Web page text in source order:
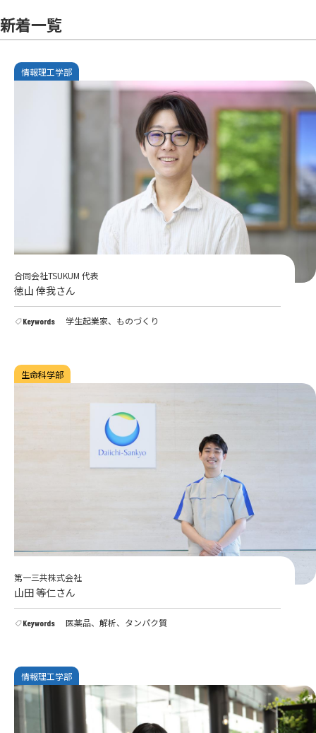
新着一覧
情報理工学部
合同会社TSUKUM 代表
徳山 倖我さん
Keywords 学生起業家、ものづくり
生命科学部
第一三共株式会社
山田 等仁さん
Keywords 医薬品、解析、タンパク質
情報理工学部